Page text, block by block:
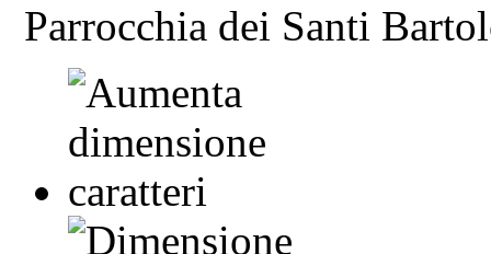
Parrocchia dei Santi